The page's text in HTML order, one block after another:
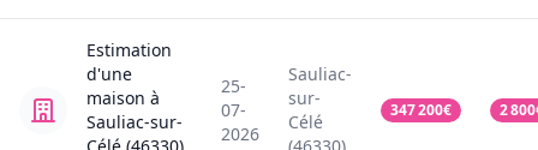
Estimation
d'une
maison à
Sauliac-sur-
25-
07-
2026
Sauliac-
sur-
Célé
347 200€ 2 800